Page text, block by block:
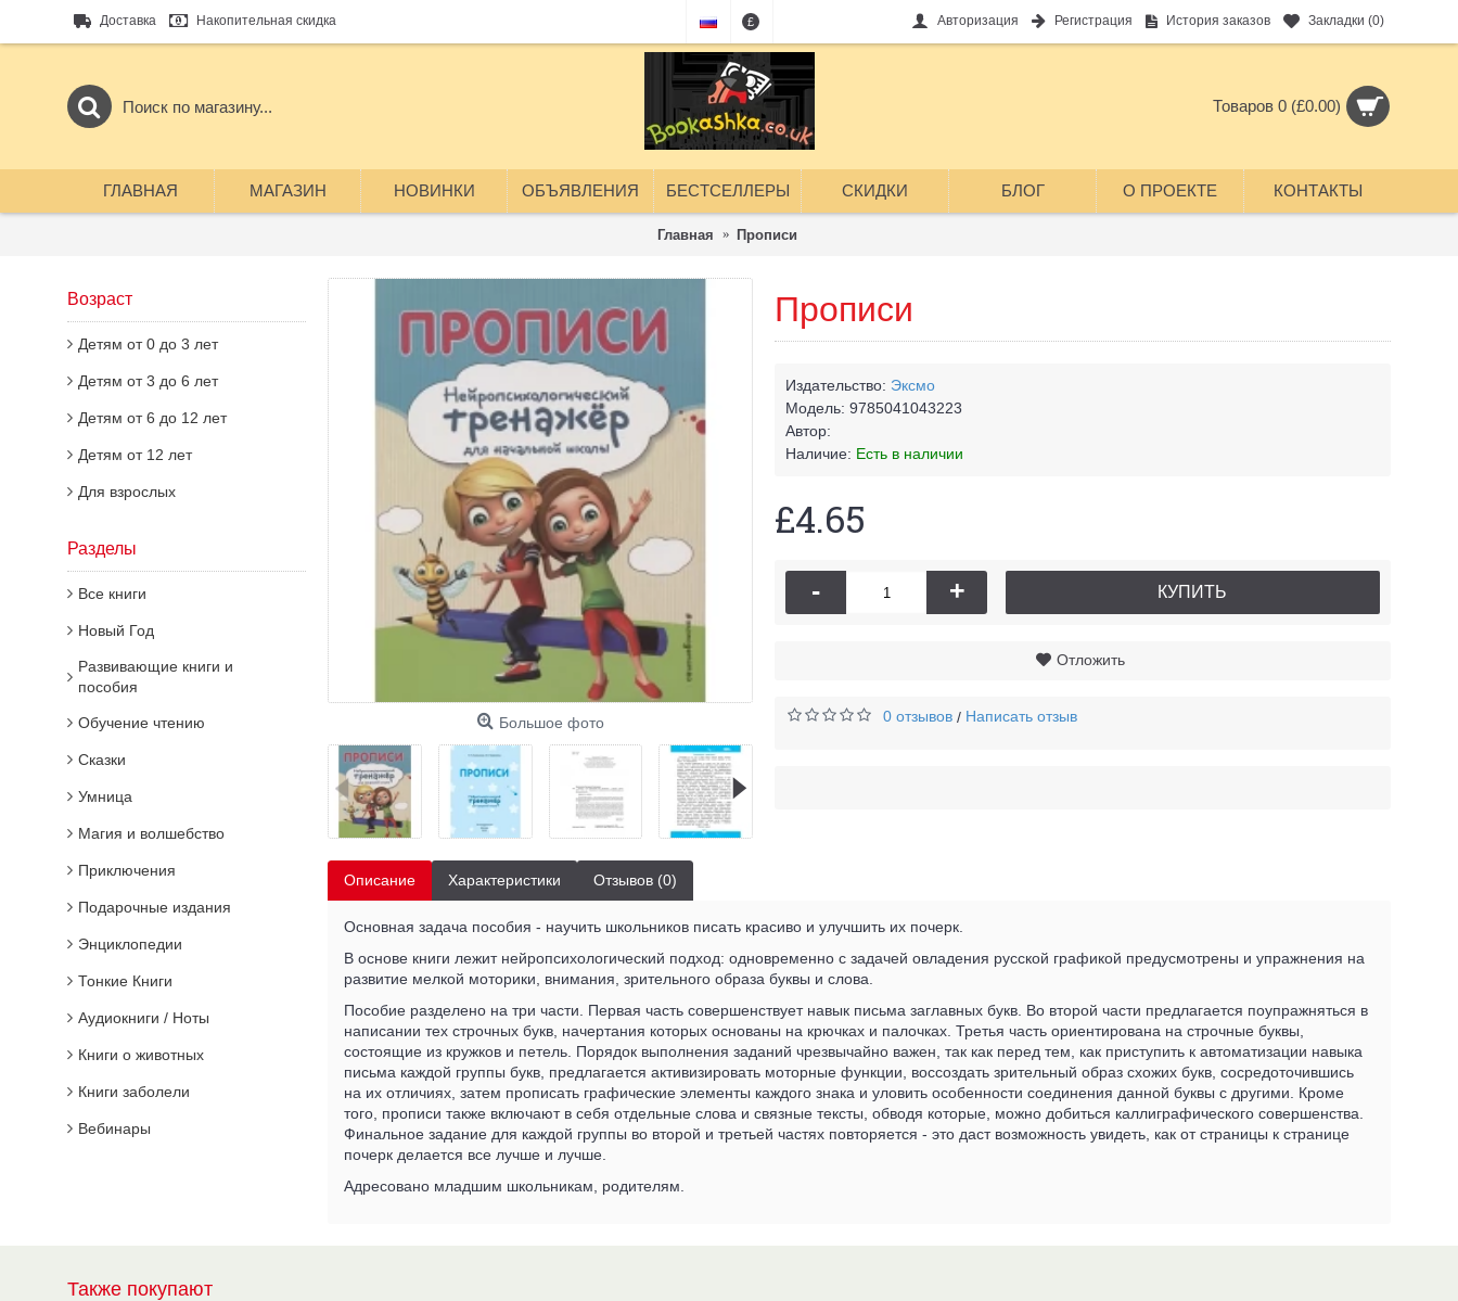
Доставка Накопительная скидка £ Авторизация Регистрация История заказов Закладки (0)
Товаров 0 (£0.00)
ГЛАВНАЯ МАГАЗИН НОВИНКИ ОБЪЯВЛЕНИЯ БЕСТСЕЛЛЕРЫ СКИДКИ БЛОГ О ПРОЕКТЕ КОНТАКТЫ
Главная Прописи
Возраст
Детям от 0 до 3 лет
Детям от 3 до 6 лет
Детям от 6 до 12 лет
Детям от 12 лет
Для взрослых
Разделы
Все книги
Новый Год
Развивающие книги и
пособия
Обучение чтению
Сказки
Умница
Магия и волшебство
Приключения
Подарочные издания
Энциклопедии
Тонкие Книги
Аудиокниги / Ноты
Книги о животных
Книги заболели
Вебинары
Большое фото
Прописи
Издательство: Эксмо
Модель: 9785041043223
Автор:
Наличие: Есть в наличии
£4.65
- + КУПИТЬ
Отложить
0 отзывов / Написать отзыв
Описание Характеристики Отзывов (0)
Основная задача пособия - научить школьников писать красиво и улучшить их почерк.
В основе книги лежит нейропсихологический подход: одновременно с задачей овладения русской графикой предусмотрены и упражнения на
развитие мелкой моторики, внимания, зрительного образа буквы и слова.
Пособие разделено на три части. Первая часть совершенствует навык письма заглавных букв. Во второй части предлагается поупражняться в
написании тех строчных букв, начертания которых основаны на крючках и палочках. Третья часть ориентирована на строчные буквы,
состоящие из кружков и петель. Порядок выполнения заданий чрезвычайно важен, так как перед тем, как приступить к автоматизации навыка
письма каждой группы букв, предлагается активизировать моторные функции, воссоздать зрительный образ схожих букв, сосредоточившись
на их отличиях, затем прописать графические элементы каждого знака и уловить особенности соединения данной буквы с другими. Кроме
того, прописи также включают в себя отдельные слова и связные тексты, обводя которые, можно добиться каллиграфического совершенства.
Финальное задание для каждой группы во второй и третьей частях повторяется - это даст возможность увидеть, как от страницы к странице
почерк делается все лучше и лучше.
Адресовано младшим школьникам, родителям.
Также покупают